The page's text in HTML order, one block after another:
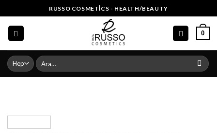
to
content
RUSSO COSMETICS - HEALTH/BEAUTY
0
Ara: